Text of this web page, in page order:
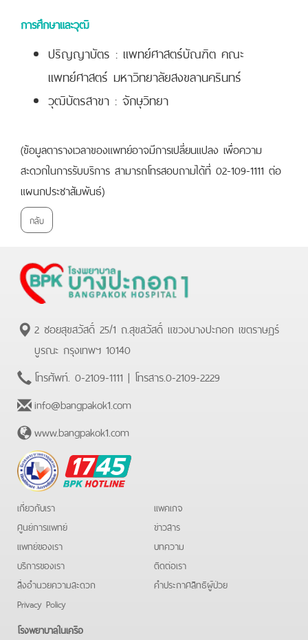
การศึกษาและวุฒิ
ปริญญาบัตร : แพทย์ศาสตร์บัณฑิต คณะ
แพทย์ศาสตร์ มหาวิทยาลัยสงขลานครินทร์
วุฒิบัตรสาขา : จักษุวิทยา
(ข้อมูลตารางเวลาของแพทย์อาจมีการเปลี่ยนแปลง เพื่อความ
สะดวกในการรับบริการ สามารถโทรสอบถามได้ที่ 02-109-1111 ต่อ
แผนกประชาสัมพันธ์)
กลับ
2 ซอยสุขสวัสดิ์ 25/1 ถ.สุขสวัสดิ์ แขวงบางปะกอก เขตราษฏร์
บูรณะ กรุงเทพฯ 10140
โทรศัพท์. 0-2109-1111 | โทรสาร.0-2109-2229
info@bangpakok1.com
www.bangpakok1.com
BPK
Hotline
เกี่ยวกับเรา
ศูนย์การแพทย์
แพทย์ของเรา
บริการของเรา
สิ่งอำนวยความสะดวก
Privacy Policy
แพคเกจ
ข่าวสาร
บทความ
ติดต่อเรา
คําประกาศสิทธิผู้ป่วย
โรงพยาบาลในเครือ